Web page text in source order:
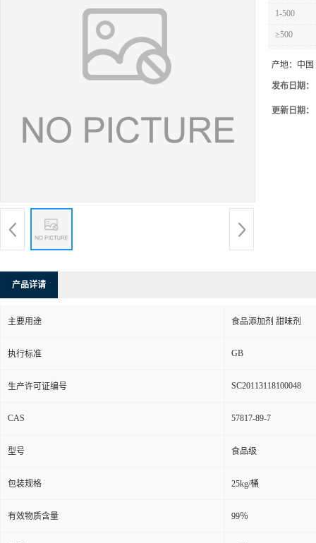
1-500
≥500
产地： 中国
发布日期：
更新日期：
产品详请
主要用途 食品添加剂 甜味剂
执行标准 GB
生产许可证编号 SC20113118100048
CAS 57817-89-7
型号 食品级
包装规格 25kg/桶
有效物质含量 99％